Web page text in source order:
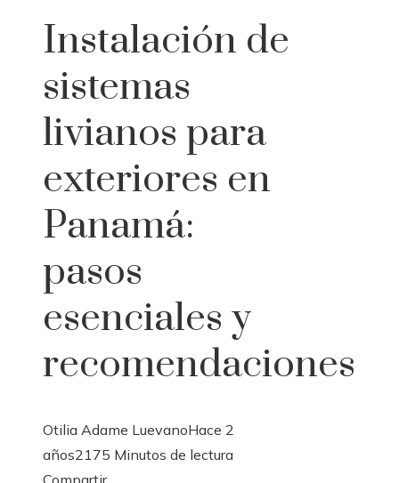
Instalación de
sistemas
livianos para
exteriores en
Panamá:
pasos
esenciales y
recomendaciones
Otilia Adame LuevanoHace 2
años2175 Minutos de lectura
Facebook
Twitter
LinkedIn
Pinterest
Stumbleupon
Email